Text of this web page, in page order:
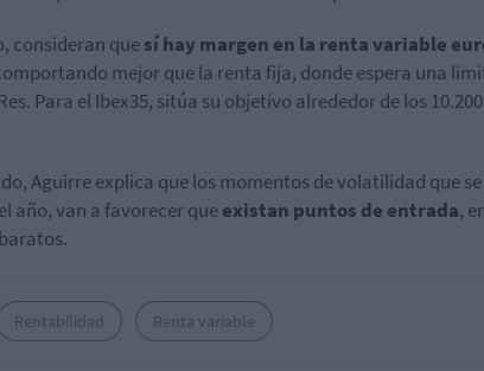
consideran quesí hay margen en la renta variable
mejor que la renta fija, donde espera una
Para el Ibex35, sitúa su objetivo alrededor de los 10.200
Aguirre explica que los momentos de volatilidad que se
año, van a favorecer queexistan puntos de entrada,
Rentabilidad Renta variable